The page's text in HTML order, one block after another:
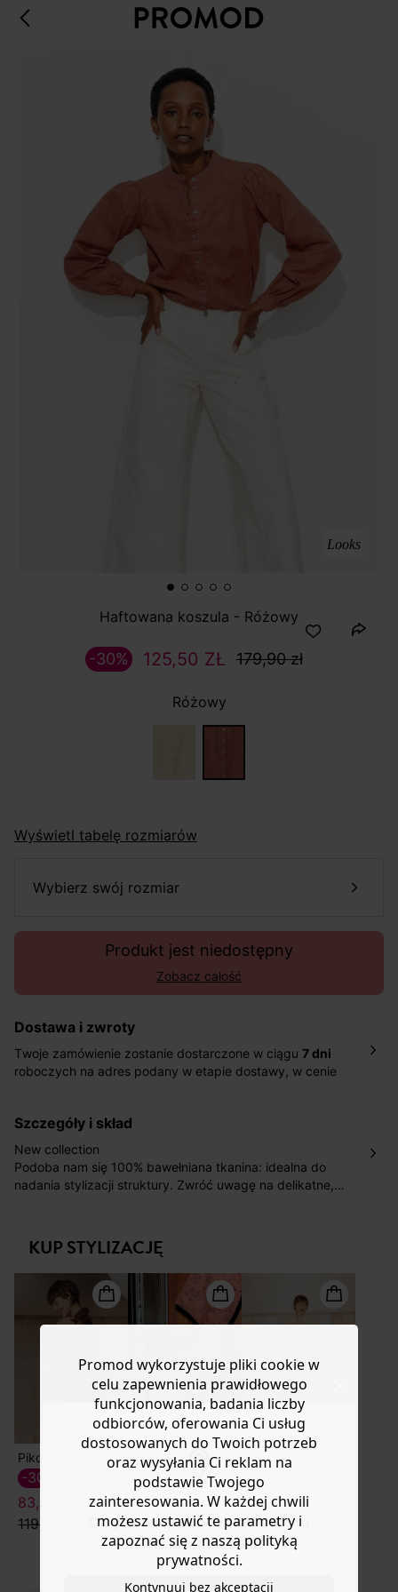
Do you want to be redirected to
www.promod.com ?
Looks
Haftowana koszula - Różowy
125,50 ZŁ 179,90 zł
-30%
Różowy
Wyświetl tabelę rozmiarów
wybierz swój rozmiar
Produkt jest niedostępny
Zobacz całość
Dostawa i zwroty
Twoje zamówienie zostanie dostarczone w ciągu 7 dni
roboczych na adres podany w etapie dostawy, w cenie
pośrednictwem DHL Express.
Nowość: Zamówienia dostarczamy w ciągu 4-6 dni
roboczych do wybranego przez Ciebie paczkomatu , a
koszt przesyłki wynosi 9,40 zł.
Pomoc
szczegóły i skład
New collection
Podoba nam się 100% bawełniana tkanina: idealna do
nadania stylizacji struktury. Zwróć uwagę na delikatne,
masy perłowej). Długie bufiaste rękawy, mankiety
zapinane na guziki. Prosty dół. Zaokrąglone rozcięcia po
bokach.
KUP STYLIZACJĘ
Pikowana torba bandana
83,50 ZŁ
119,90 zł
-30%
Damskie mokasyny
79,50 ZŁ
159,90 zł
-50%
Spodnie damskie
87,50 ZŁ
219,90 zł
-60%
Promod wykorzystuje pliki cookie w
celu zapewnienia prawidłowego
funkcjonowania, badania liczby
odbiorców, oferowania Ci usług
dostosowanych do Twoich potrzeb
oraz wysyłania Ci reklam na
podstawie Twojego
zainteresowania. W każdej chwili
możesz ustawić te parametry i
zapoznać się z naszą polityką
prywatności.
Kontynuuj bez akceptacji